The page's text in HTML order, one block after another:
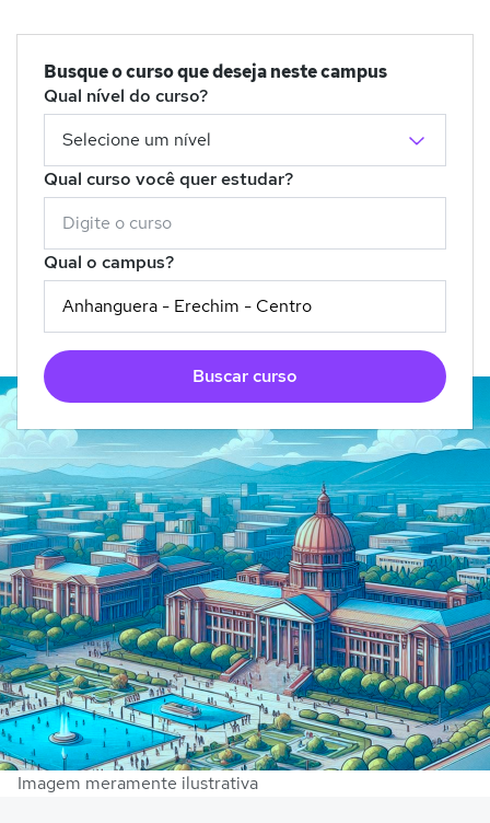
Busque o curso que deseja neste campus
Qual nível do curso?
Qual curso você quer estudar?
Qual o campus?
Buscar curso
Imagem meramente ilustrativa